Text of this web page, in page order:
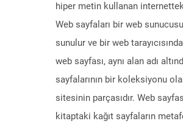
hiper metin kullanan
Web sayfaları bir web
sunulur ve bir web
web sayfası, aynı alan adı
sayfalarının bir koleksiyonu
sitesinin parçasıdır. Web
kitaptaki kağıt sayfaların